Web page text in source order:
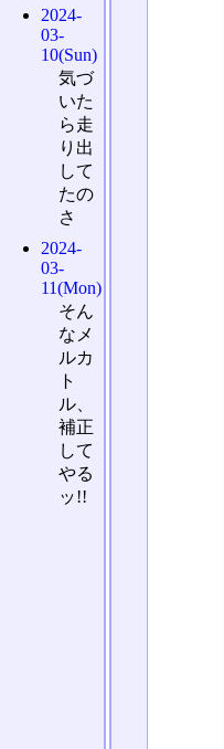
2024-
03-
10(Sun)
気づ
いた
ら走
り出
して
たの
さ
2024-
03-
11(Mon)
そん
なメ
ルカ
ト
ル、
補正
して
やる
ッ!!